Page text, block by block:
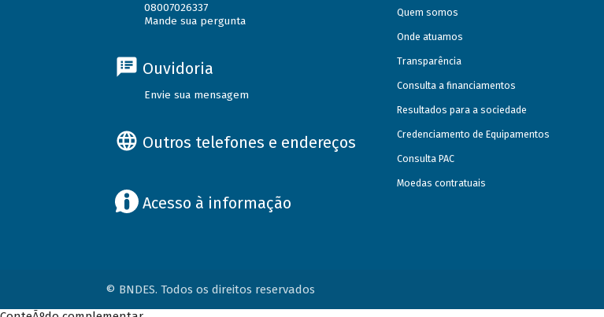
08007026337
Mande sua pergunta
Ouvidoria
Envie sua mensagem
Outros telefones e endereços
Acesso à informação
Quem somos
Onde atuamos
Transparência
Consulta a financiamentos
Resultados para a sociedade
Credenciamento de Equipamentos
Consulta PAC
Moedas contratuais
© BNDES. Todos os direitos reservados